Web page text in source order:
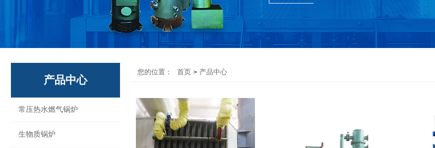
产品中心
常压热水燃气锅炉
生物质锅炉
您的位置： 首页 > 产品中心